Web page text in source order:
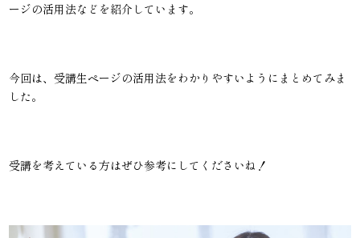
ージの活用法などを紹介しています。
今回は、受講生ページの活用法をわかりやすいようにまとめてみま
した。
受講を考えている方はぜひ参考にしてくださいね！